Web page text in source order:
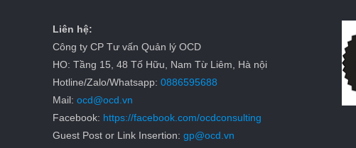
Liên hệ:
Công ty CP Tư vấn Quản lý OCD
HO: Tầng 15, 48 Tố Hữu, Nam Từ Liêm, Hà nội
Hotline/Zalo/Whatsapp:0886595688
Mail:ocd@ocd.vn
Facebook: https://facebook.com/ocdconsulting
Guest Post or Link Insertion:gp@ocd.vn